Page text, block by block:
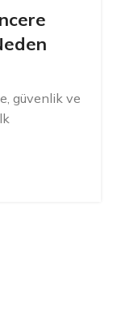
güvenlik ve